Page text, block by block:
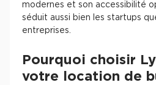
modernes et son accessibilité
séduit aussi bien les startups
entreprises.
Pourquoi choisir
votre location de